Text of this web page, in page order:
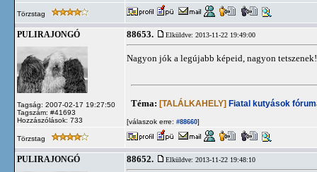
Törzstag
PULIRAJONGÓ
Tagság: 2007-02-17 19:27:50
Tagszám: #41693
Hozzászólások: 733
88653. Elküldve: 2013-11-22 19:49:00
Nagyon jók a legújabb képeid, nagyon
Téma: [TALÁLKAHELY] Fiatal kutyások
[válaszok erre: #88660]
Törzstag
PULIRAJONGÓ 88652. Elküldve: 2013-11-22 19:48:10